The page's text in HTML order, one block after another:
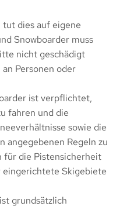
dies auf eigene
Snowboarder muss
nicht geschädigt
Personen oder
ist verpflichtet,
fahren und die
sowie die
angegebenen Regeln zu
für die Pistensicherheit
eingerichtete Skigebiete
grundsätzlich